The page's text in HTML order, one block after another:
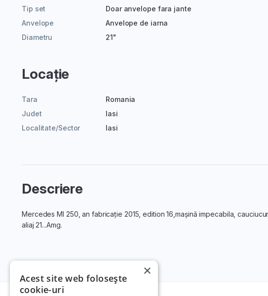
Tip set
Doar anvelope fara jante
Anvelope
Anvelope de iarna
Diametru
21"
Locație
Tara
Romania
Judet
Iasi
Localitate/Sector
Iasi
Descriere
Mercedes Ml 250, an fabricație 2015, edition 16,mașină impecabila,
aliaj 21...Amg.
×
Acest site web folosește
cookie-uri